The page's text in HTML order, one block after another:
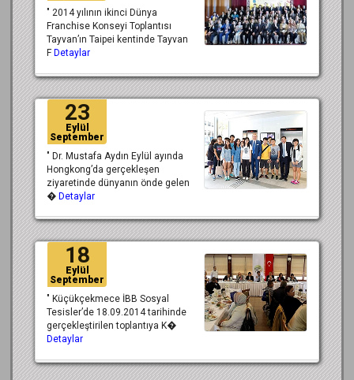
" 2014 yılının ikinci Dünya
Franchise Konseyi Toplantısı
Tayvan’ın Taipei kentinde Tayvan
F Detaylar
23
Eylül
September
" Dr. Mustafa Aydın Eylül ayında
Hongkong’da gerçekleşen
ziyaretinde dünyanın önde gelen
� Detaylar
18
Eylül
September
" Küçükçekmece İBB Sosyal
Tesisler’de 18.09.2014 tarihinde
gerçekleştirilen toplantıya K�
Detaylar